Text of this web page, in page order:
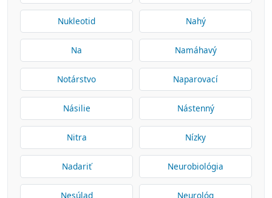
Nukleotid Nahý
Na Namáhavý
Notárstvo Naparovací
Násilie Nástenný
Nitra Nízky
Nadariť Neurobiológia
Nesúlad Neurológ